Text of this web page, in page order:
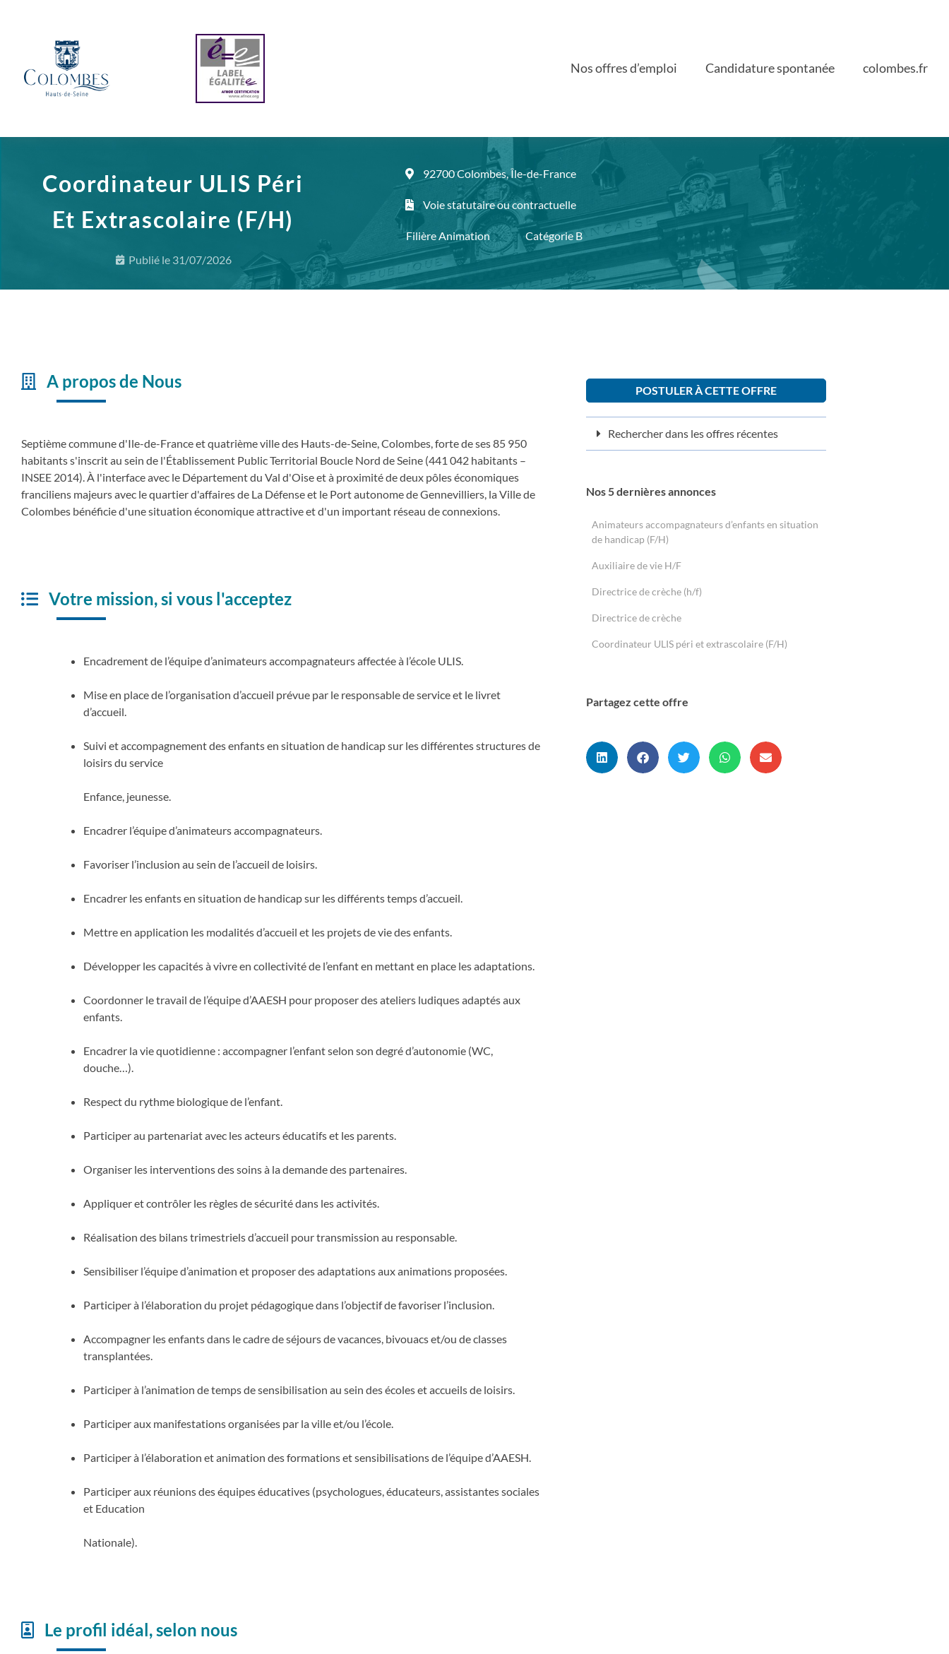
Nos offres d’emploi Candidature spontanée colombes.fr
Coordinateur ULIS Péri
Et Extrascolaire (F/H)
Publié le 31/07/2026
92700 Colombes, Île-de-France
Voie statutaire ou contractuelle
Filière Animation Catégorie B
A propos de Nous
Septième commune d'Ile-de-France et quatrième ville des Hauts-de-Seine, Colombes, forte de ses 85 950
habitants s'inscrit au sein de l'Établissement Public Territorial Boucle Nord de Seine (441 042 habitants –
INSEE 2014). À l'interface avec le Département du Val d'Oise et à proximité de deux pôles économiques
franciliens majeurs avec le quartier d'affaires de La Défense et le Port autonome de Gennevilliers, la Ville de
Colombes bénéficie d'une situation économique attractive et d'un important réseau de connexions.
Votre mission, si vous l'acceptez
Encadrement de l’équipe d’animateurs accompagnateurs affectée à l’école ULIS.
Mise en place de l’organisation d’accueil prévue par le responsable de service et le livret
d’accueil.
Suivi et accompagnement des enfants en situation de handicap sur les différentes structures de
loisirs du service
Enfance, jeunesse.
Encadrer l’équipe d’animateurs accompagnateurs.
Favoriser l’inclusion au sein de l’accueil de loisirs.
Encadrer les enfants en situation de handicap sur les différents temps d’accueil.
Mettre en application les modalités d’accueil et les projets de vie des enfants.
Développer les capacités à vivre en collectivité de l’enfant en mettant en place les adaptations.
Coordonner le travail de l’équipe d’AAESH pour proposer des ateliers ludiques adaptés aux
enfants.
Encadrer la vie quotidienne : accompagner l’enfant selon son degré d’autonomie (WC,
douche…).
Respect du rythme biologique de l’enfant.
Participer au partenariat avec les acteurs éducatifs et les parents.
Organiser les interventions des soins à la demande des partenaires.
Appliquer et contrôler les règles de sécurité dans les activités.
Réalisation des bilans trimestriels d’accueil pour transmission au responsable.
Sensibiliser l’équipe d’animation et proposer des adaptations aux animations proposées.
Participer à l’élaboration du projet pédagogique dans l’objectif de favoriser l’inclusion.
Accompagner les enfants dans le cadre de séjours de vacances, bivouacs et/ou de classes
transplantées.
Participer à l’animation de temps de sensibilisation au sein des écoles et accueils de loisirs.
Participer aux manifestations organisées par la ville et/ou l’école.
Participer à l’élaboration et animation des formations et sensibilisations de l’équipe d’AAESH.
Participer aux réunions des équipes éducatives (psychologues, éducateurs, assistantes sociales
et Education
Nationale).
Le profil idéal, selon nous
POSTULER À CETTE OFFRE
Rechercher dans les offres récentes
Nos 5 dernières annonces
Animateurs accompagnateurs d’enfants en situation
de handicap (F/H)
Auxiliaire de vie H/F
Directrice de crèche (h/f)
Directrice de crèche
Coordinateur ULIS péri et extrascolaire (F/H)
Partagez cette offre